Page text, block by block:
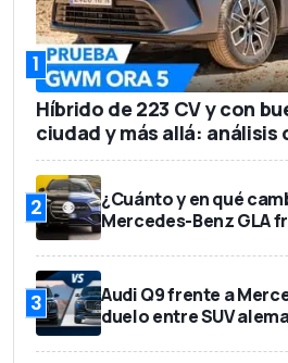
1
Híbrido de 223 CV y con
ciudad y más allá: análisis
2
¿Cuánto y en qué
Mercedes-Benz GLA
3
Audi Q9 frente a
duelo entre SUV